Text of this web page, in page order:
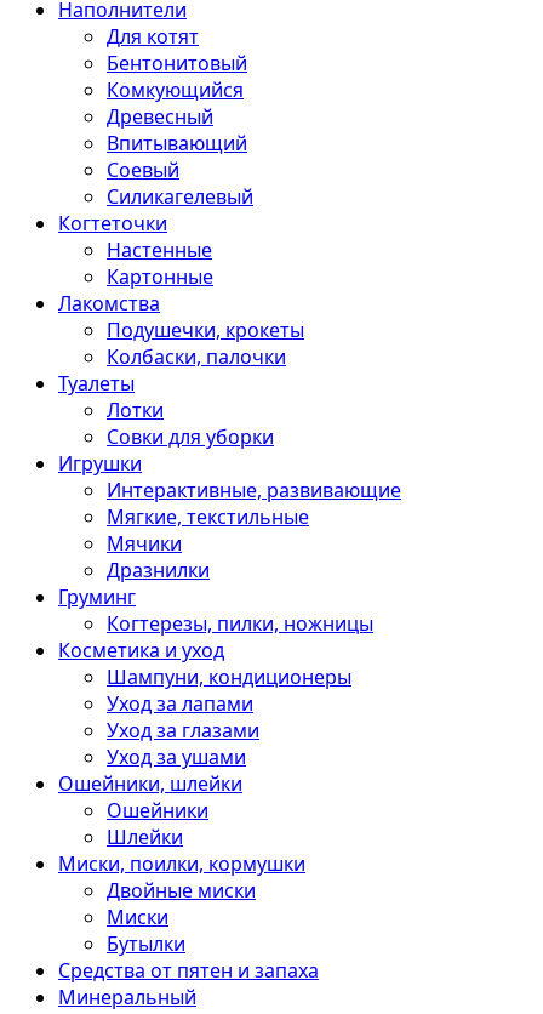
Наполнители
Для котят
Бентонитовый
Комкующийся
Древесный
Впитывающий
Соевый
Силикагелевый
Когтеточки
Настенные
Картонные
Лакомства
Подушечки, крокеты
Колбаски, палочки
Туалеты
Лотки
Совки для уборки
Игрушки
Интерактивные, развивающие
Мягкие, текстильные
Мячики
Дразнилки
Груминг
Когтерезы, пилки, ножницы
Косметика и уход
Шампуни, кондиционеры
Уход за лапами
Уход за глазами
Уход за ушами
Ошейники, шлейки
Ошейники
Шлейки
Миски, поилки, кормушки
Двойные миски
Миски
Бутылки
Средства от пятен и запаха
Минеральный